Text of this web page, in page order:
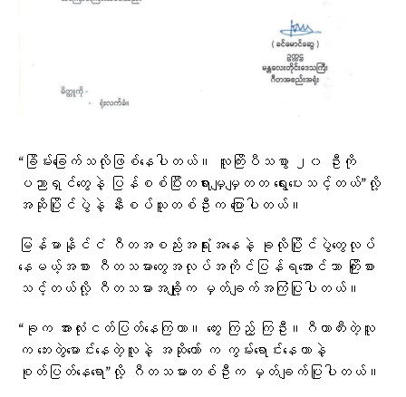
“ခြိမ်းခြေက်သလိုဖြစ်နေပါတယ်။ လူကြိးပီသစွာ ၂၀ ဦးကို
ပညာရှင်တွေနဲ့ ပြန်စစ်ပြီးတရားမျှမျှတတ ရွေးပေးသင့်တယ်”လို့
အဆိုပြိုင်ပွဲနဲ့ နီးစပ်သူတစ်ဦးက ပြောပါတယ်။
မြန်မာနိုင်ငံ ဂီတအစည်းအရုံးအနေနဲ့ ခုလိုပြိုင်ပွဲတွေလုပ်
နေမယ့်အစား ဂီတသမားတွေအလုပ်အကိုင်ပြန်ရအောင်သာ ကြိုးစား
သင့်တယ်လို့ ဂီတသမားအချို့က မှတ်ချက်အကြံပြုပါတယ်။
“ခုက အားလုံးငတ်ပြတ်နေကြတာ။ တွေး ကြည့် ကြဦး။ဂီတာတီးတဲ့လူ
က ဘေးတွဲမောင်းနေတဲ့လူနဲ့ အဆိုတော် က ကွမ်းရောင်းနေတာနဲ့
စုတ်ပြတ်နေရော”လို့ ဂီတသမားတစ်ဦးက မှတ်ချက်ပြုပါတယ်။